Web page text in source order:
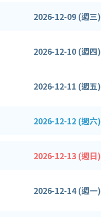
2026-12-09 (週三)
2026-12-10 (週四)
2026-12-11 (週五)
2026-12-12 (週六)
2026-12-13 (週日)
2026-12-14 (週一)